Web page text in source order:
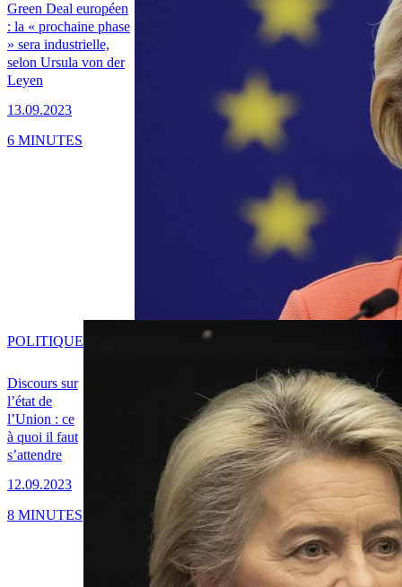
Green Deal européen
: la « prochaine phase
» sera industrielle,
selon Ursula von der
Leyen
13.09.2023
6 MINUTES
Discours sur
l’état de
l’Union : ce
à quoi il faut
s’attendre
12.09.2023
POLITIQUE
8 MINUTES